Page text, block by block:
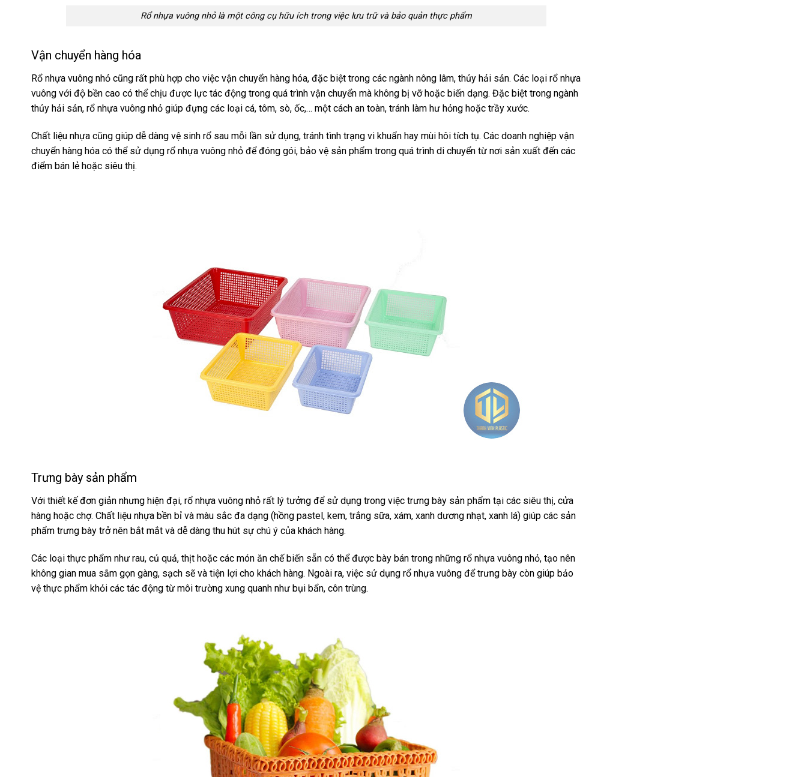
Rổ nhựa vuông nhỏ là một công cụ hữu ích trong việc lưu trữ và bảo quản thực phẩm
Vận chuyển hàng hóa
Rổ nhựa vuông nhỏ cũng rất phù hợp cho việc vận chuyển hàng hóa, đặc biệt trong các ngành nông lâm, thủy hải sản. Các loại rổ nhựa
vuông với độ bền cao có thể chịu được lực tác động trong quá trình vận chuyển mà không bị vỡ hoặc biến dạng. Đặc biệt trong ngành
thủy hải sản, rổ nhựa vuông nhỏ giúp đựng các loại cá, tôm, sò, ốc,… một cách an toàn, tránh làm hư hỏng hoặc trầy xước.
Chất liệu nhựa cũng giúp dễ dàng vệ sinh rổ sau mỗi lần sử dụng, tránh tình trạng vi khuẩn hay mùi hôi tích tụ. Các doanh nghiệp vận
chuyển hàng hóa có thể sử dụng rổ nhựa vuông nhỏ để đóng gói, bảo vệ sản phẩm trong quá trình di chuyển từ nơi sản xuất đến các
điểm bán lẻ hoặc siêu thị.
Trưng bày sản phẩm
Với thiết kế đơn giản nhưng hiện đại, rổ nhựa vuông nhỏ rất lý tưởng để sử dụng trong việc trưng bày sản phẩm tại các siêu thị, cửa
hàng hoặc chợ. Chất liệu nhựa bền bỉ và màu sắc đa dạng (hồng pastel, kem, trắng sữa, xám, xanh dương nhạt, xanh lá) giúp các sản
phẩm trưng bày trở nên bắt mắt và dễ dàng thu hút sự chú ý của khách hàng.
Các loại thực phẩm như rau, củ quả, thịt hoặc các món ăn chế biến sẵn có thể được bày bán trong những rổ nhựa vuông nhỏ, tạo nên
không gian mua sắm gọn gàng, sạch sẽ và tiện lợi cho khách hàng. Ngoài ra, việc sử dụng rổ nhựa vuông để trưng bày còn giúp bảo
vệ thực phẩm khỏi các tác động từ môi trường xung quanh như bụi bẩn, côn trùng.